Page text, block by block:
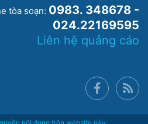
tòa soạn: 0983. 348678 -
024.22169595
Liên hệ quảng cáo